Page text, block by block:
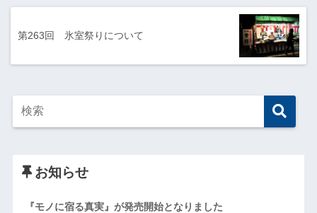
第263回 氷室祭りについて
お知らせ
『モノに宿る真実』が発売開始となりました